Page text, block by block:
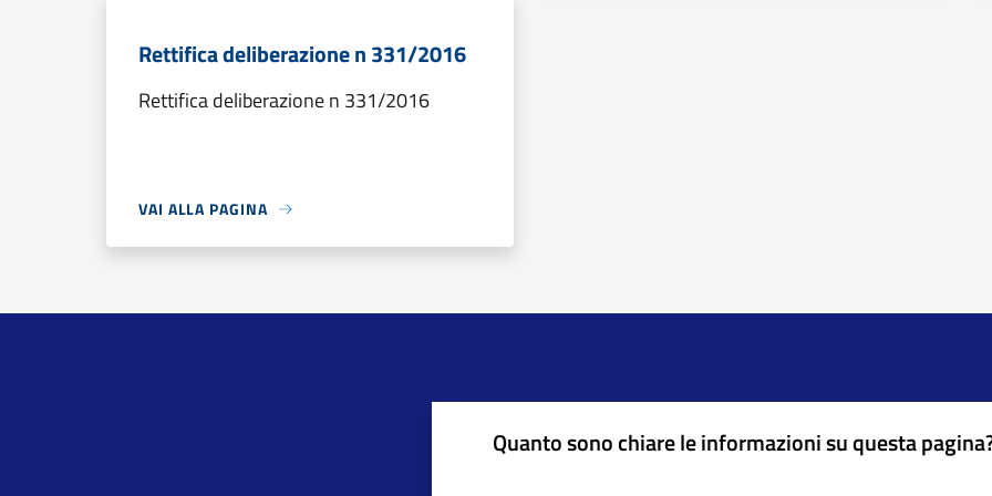
Rettifica deliberazione n 331/2016
Rettifica deliberazione n 331/2016
VAI ALLA PAGINA
Quanto sono chiare le informazioni su questa